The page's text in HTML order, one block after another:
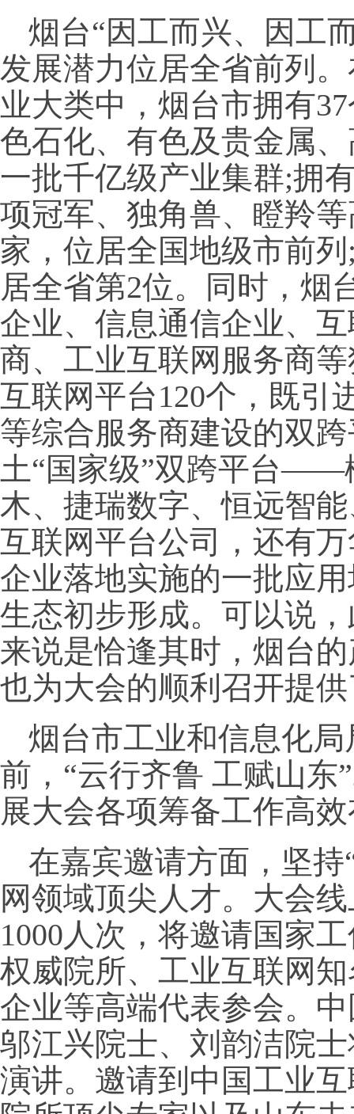
烟台“因工而兴、因工
发展潜力位居全省前列
业大类中，烟台市拥有
色石化、有色及贵金属
一批千亿级产业集群;拥
项冠军、独角兽、瞪羚
家，位居全国地级市前
居全省第2位。同时，烟
企业、信息通信企业、
商、工业互联网服务商
互联网平台120个，既引
等综合服务商建设的双
土“国家级”双跨平台——
木、捷瑞数字、恒远智
互联网平台公司，还有
企业落地实施的一批应
生态初步形成。可以说
来说是恰逢其时，烟台
也为大会的顺利召开提
烟台市工业和信息化
前，“云行齐鲁 工赋山东
展大会各项筹备工作高
在嘉宾邀请方面，坚
网领域顶尖人才。大会
1000人次，将邀请国家
权威院所、工业互联网
企业等高端代表参会。
邬江兴院士、刘韵洁院
演讲。邀请到中国工业